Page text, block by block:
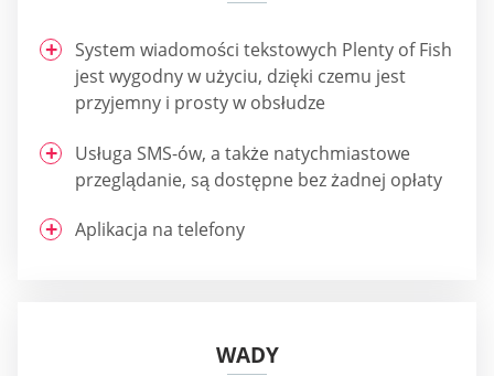
System wiadomości tekstowych Plenty of Fish
jest wygodny w użyciu, dzięki czemu jest
przyjemny i prosty w obsłudze
Usługa SMS-ów, a także natychmiastowe
przeglądanie, są dostępne bez żadnej opłaty
Aplikacja na telefony
WADY